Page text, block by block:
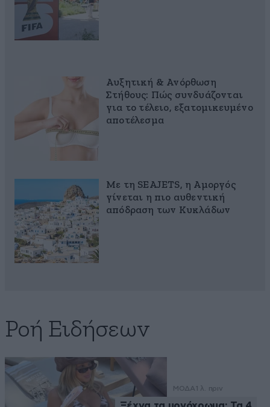
Αυξητική & Ανόρθωση
Στήθους: Πώς συνδυάζονται
για το τέλειο, εξατομικευμένο
αποτέλεσμα
Με τη SEAJETS, η Αμοργός
γίνεται η πιο αυθεντική
απόδραση των Κυκλάδων
Ροή Ειδήσεων
ΜΟΔΑ 1 λ. πριν